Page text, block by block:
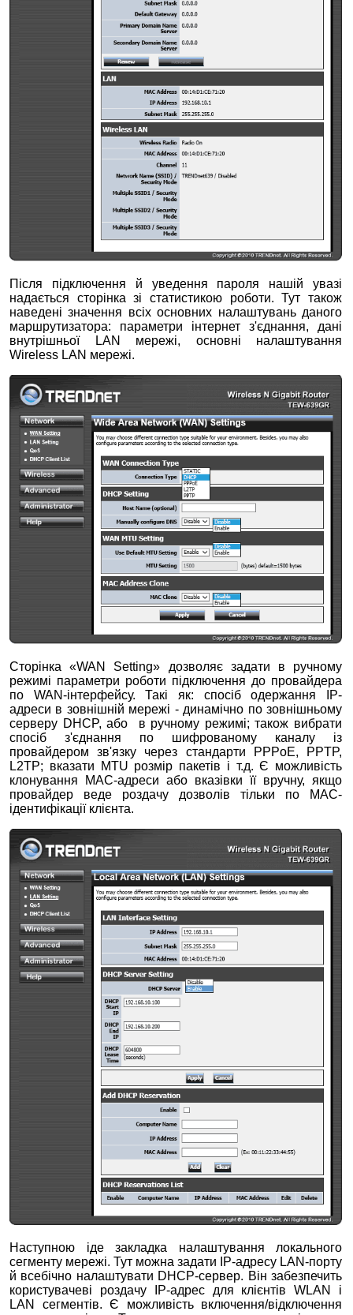
Після підключення й уведення пароля нашій увазі
надається сторінка зі статистикою роботи. Тут також
наведені значення всіх основних налаштувань даного
маршрутизатора: параметри інтернет з'єднання, дані
внутрішньої LAN мережі, основні налаштування
Wireless LAN мережі.
Сторінка «WAN Setting» дозволяє задати в ручному
режимі параметри роботи підключення до провайдера
по WAN-інтерфейсу. Такі як: спосіб одержання IP-
адреси в зовнішній мережі - динамічно по зовнішньому
серверу DHCP, або в ручному режимі; також вибрати
спосіб з'єднання по шифрованому каналу із
провайдером зв'язку через стандарти PPPoE, PPTP,
L2TP; вказати MTU розмір пакетів і т.д. Є можливість
клонування MAC-адреси або вказівки її вручну, якщо
провайдер веде роздачу дозволів тільки по MAC-
ідентифікації клієнта.
Наступною іде закладка налаштування локального
сегменту мережі. Тут можна задати IP-адресу LAN-порту
й всебічно налаштувати DHCP-сервер. Він забезпечить
користувачеві роздачу IP-адрес для клієнтів WLAN і
LAN сегментів. Є можливість включення/відключення